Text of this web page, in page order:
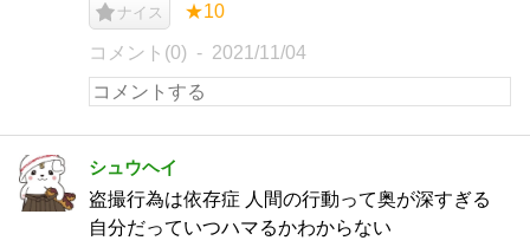
ナイス ★10
コメント(0) 2021/11/04
シュウヘイ
盗撮行為は依存症 人間の行動って奥が深すぎる
自分だっていつハマるかわからない